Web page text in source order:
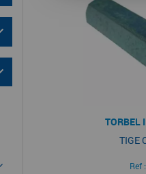
TORBEL
TIGE
Ref :